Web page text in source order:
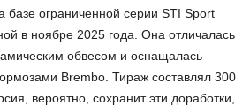
базе ограниченной серии STI Sport
в ноябре 2025 года. Она отличалась
обвесом и оснащалась
Brembo. Тираж составлял 300
вероятно, сохранит эти доработки,